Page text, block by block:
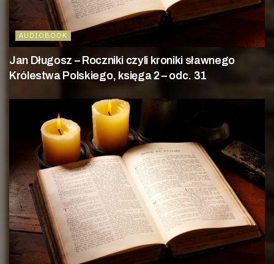
AUDIOBOOK
Jan Długosz – Roczniki czyli kroniki sławnego
Królestwa Polskiego, księga 2 – odc. 31